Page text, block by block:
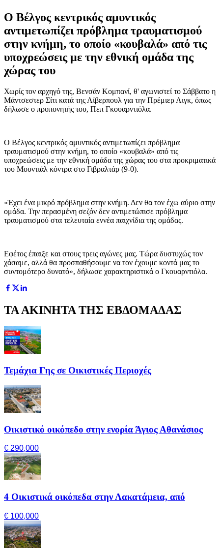
Ο Βέλγος κεντρικός αμυντικός
αντιμετωπίζει πρόβλημα τραυματισμού
στην κνήμη, το οποίο «κουβαλά» από τις
υποχρεώσεις με την εθνική ομάδα της
χώρας του
Χωρίς τον αρχηγό της, Βενσάν Κομπανί, θ' αγωνιστεί το Σάββατο η
Μάντσεστερ Σίτι κατά της Λίβερπουλ για την Πρέμιερ Λιγκ, όπως
δήλωσε ο προπονητής του, Πεπ Γκουαρντιόλα.
Ο Βέλγος κεντρικός αμυντικός αντιμετωπίζει πρόβλημα
τραυματισμού στην κνήμη, το οποίο «κουβαλά» από τις
υποχρεώσεις με την εθνική ομάδα της χώρας του στα προκριματικά
του Μουντιάλ κόντρα στο Γιβραλτάρ (9-0).
«Έχει ένα μικρό πρόβλημα στην κνήμη. Δεν θα τον έχω αύριο στην
ομάδα. Την περασμένη σεζόν δεν αντιμετώπισε πρόβλημα
τραυματισμού στα τελευταία εννέα παιχνίδια της ομάδας.
Εφέτος έπαιξε και στους τρεις αγώνες μας. Τώρα δυστυχώς τον
χάσαμε, αλλά θα προσπαθήσουμε να τον έχουμε κοντά μας το
συντομότερο δυνατό», δήλωσε χαρακτηριστικά ο Γκουαρντιόλα.
ΤΑ ΑΚΙΝΗΤΑ ΤΗΣ ΕΒΔΟΜΑΔΑΣ
Τεμάχια Γης σε Οικιστικές Περιοχές
Οικιστικό οικόπεδο στην ενορία Άγιος Αθανάσιος
€ 290,000
4 Οικιστικά οικόπεδα στην Λακατάμεια, από
€ 100,000